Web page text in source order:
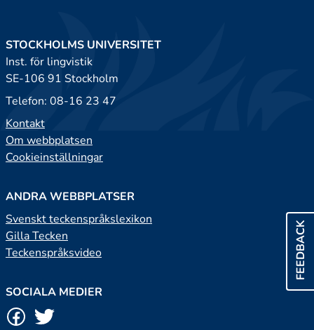
FEEDBACK
STOCKHOLMS UNIVERSITET
Inst. för lingvistik
SE-106 91 Stockholm
Telefon: 08-16 23 47
Kontakt
Om webbplatsen
Cookieinställningar
ANDRA WEBBPLATSER
Svenskt teckenspråkslexikon
Gilla Tecken
Teckenspråksvideo
SOCIALA MEDIER